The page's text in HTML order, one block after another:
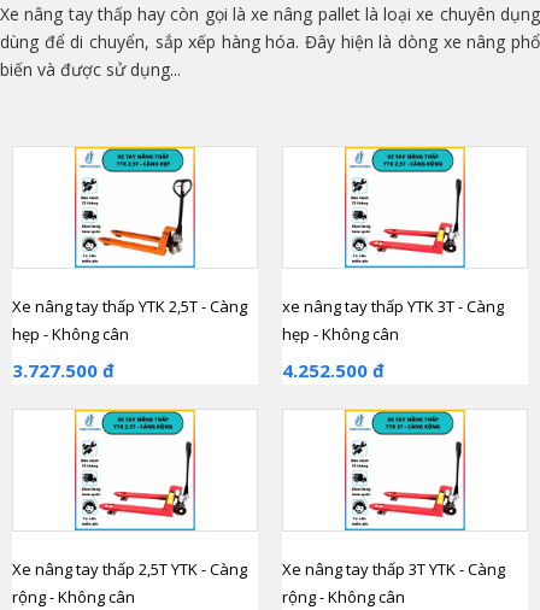
Xe nâng tay thấp hay còn gọi là xe nâng pallet là loại xe chuyên dụng
dùng để di chuyển, sắp xếp hàng hóa. Đây hiện là dòng xe nâng phổ
biến và được sử dụng...
Xe nâng tay thấp YTK 2,5T - Càng
hẹp - Không cân
3.727.500 đ
xe nâng tay thấp YTK 3T - Càng
hẹp - Không cân
4.252.500 đ
Xe nâng tay thấp 2,5T YTK - Càng
rộng - Không cân
Xe nâng tay thấp 3T YTK - Càng
rộng - Không cân